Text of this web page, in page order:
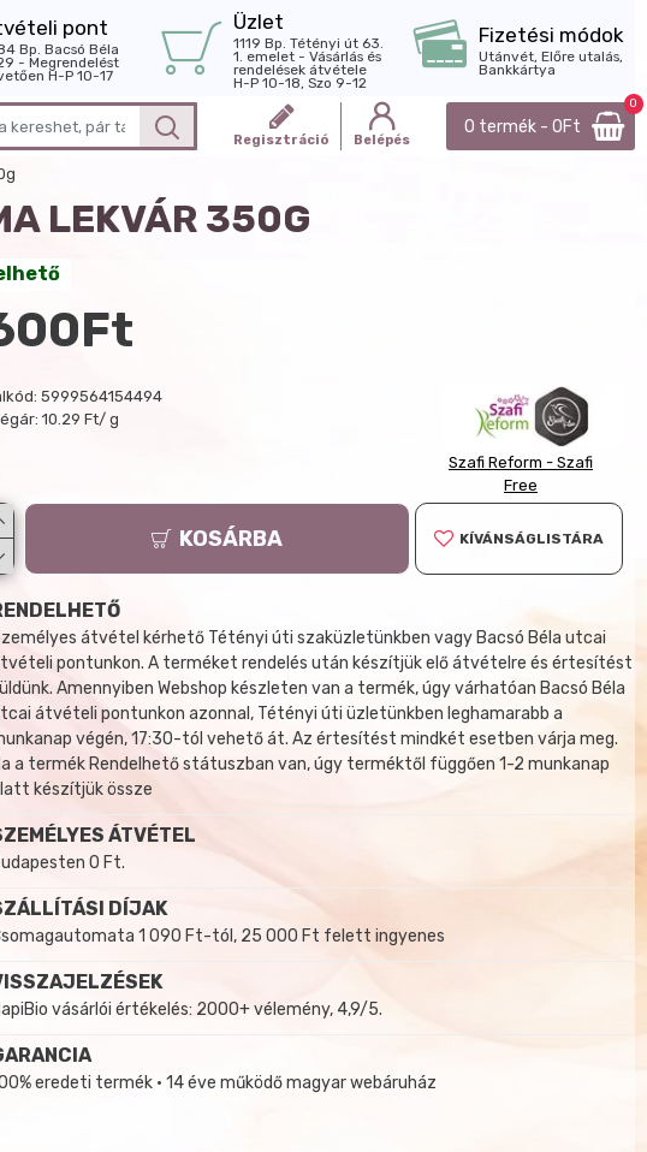
pont
Bp. Bacsó Béla
- Megrendelést
H-P 10-17
Üzlet
1119 Bp. Tétényi út 63.
1. emelet - Vásárlás és
rendelések átvétele
H-P 10-18, Szo 9-12
Fizetési módok
Utánvét, Előre utalás,
Bankkártya
Regisztráció Belépés
0 termék - 0Ft
0
LEKVÁR 350G
5999564154494
10.29 Ft/ g
Szafi Reform - Szafi
Free
KOSÁRBA KÍVÁNSÁGLISTÁRA
átvétel kérhető Tétényi úti szaküzletünkben vagy Bacsó Béla utcai
pontunkon. A terméket rendelés után készítjük elő átvételre és értesítést
Amennyiben Webshop készleten van a termék, úgy várhatóan Bacsó Béla
átvételi pontunkon azonnal, Tétényi úti üzletünkben leghamarabb a
végén, 17:30-tól vehető át. Az értesítést mindkét esetben várja meg.
a termék Rendelhető státuszban van, úgy terméktől függően 1-2 munkanap
készítjük össze
ÁTVÉTEL
0 Ft.
DÍJAK
1 090 Ft-tól, 25 000 Ft felett ingyenes
vásárlói értékelés: 2000+ vélemény, 4,9/5.
eredeti termék • 14 éve működő magyar webáruház